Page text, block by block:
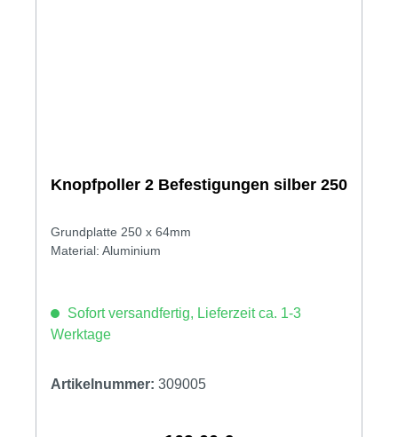
Knopfpoller 2 Befestigungen silber 250
Grundplatte 250 x 64mm
Material: Aluminium
Sofort versandfertig, Lieferzeit ca. 1-3
Werktage
Artikelnummer: 309005